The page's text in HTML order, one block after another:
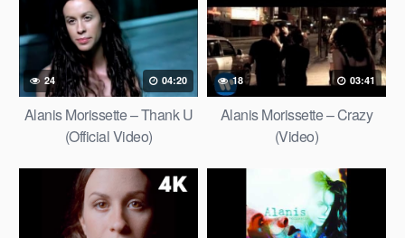
24 04:20
Alanis Morissette – Thank U
(Official Video)
18 03:41
Alanis Morissette – Crazy
(Video)